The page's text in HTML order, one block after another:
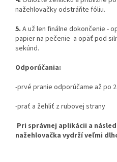
nažehlovačky odstráňte fóliu.
5. A už len finálne dokončenie -
papier na pečenie a opäť pod
sekúnd.
Odporúčania:
-prvé pranie odporúčame až po
-prať a žehliť z rubovej strany
Pri správnej aplikácii a
nažehlovačka vydrží veľmi